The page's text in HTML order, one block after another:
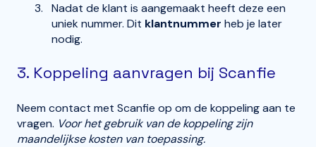
Nadat de klant is aangemaakt heeft deze een
uniek nummer. Dit klantnummer heb je later
nodig.
3. Koppeling aanvragen bij Scanfie
Neem contact met Scanfie op om de koppeling aan te
vragen. Voor het gebruik van de koppeling zijn
maandelijkse kosten van toepassing.